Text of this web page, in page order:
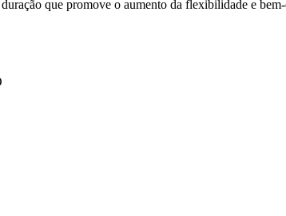
que promove o aumento da flexibilidade e bem-